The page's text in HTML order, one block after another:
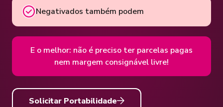
Negativados também podem
E o melhor: não é preciso ter parcelas pagas
nem margem consignável livre!
Solicitar Portabilidade